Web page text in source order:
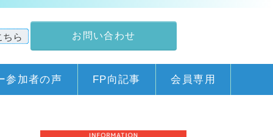
お問い合わせ
参加者の声 FP向記事 会員専用